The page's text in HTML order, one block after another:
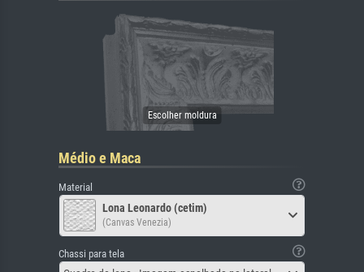
Médio e Maca
Material
Lona Leonardo (cetim)
(Canvas Venezia)
Chassi para tela